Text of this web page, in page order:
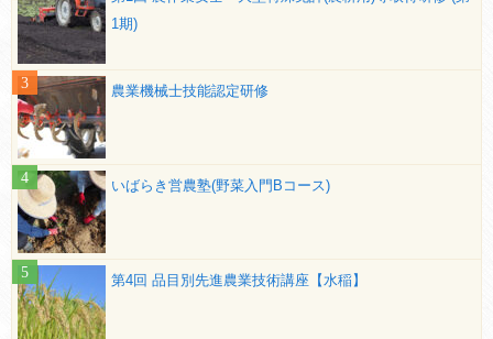
1期)
農業機械士技能認定研修
いばらき営農塾(野菜入門Bコース)
第4回 品目別先進農業技術講座【水稲】